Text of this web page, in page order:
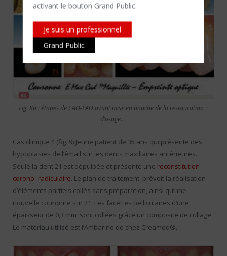
activant le bouton Grand Public.
Je suis un professionnel
Grand Public
Fig. 8b : étapes de CAO-FAO avant mise en bouche de la restauration
d’usage.
Cas clinique 4 (fig. 9) Jeune patient de 35 ans qui présente des
hypoplasies de l’émail sur les dents maxillaires antérieures.
Seule la dent 21 est dépulpée et présente une reconstitution
corono- radiculaire. Le plan de traitement prévoit la réalisation
d’éléments partiels collés sans préparation, ainsi qu’une
nouvelle couronne sur 21. Les facettes pelliculaires d’une
épaisseur de 0,3 mm sont collées grâce un composite de collage.
Le matériau utilisé est l’Ambarino de chez Creamed®.